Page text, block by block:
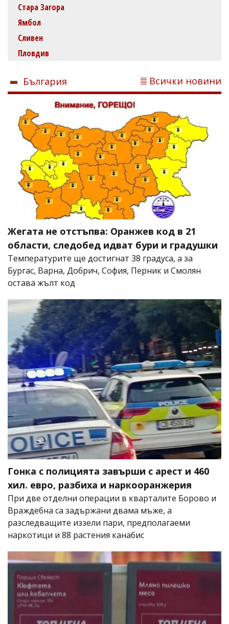
Стара Загора
Ямбол
Сливен
Пловдив
България Всички новини
Жегата не отстъпва: Оранжев код в 21
области, следобед идват бури и градушки
Температурите ще достигнат 38 градуса, а за
Бургас, Варна, Добрич, София, Перник и Смолян
остава жълт код
Гонка с полицията завърши с арест и 460
хил. евро, разбиха и наркооранжерия
При две отделни операции в кварталите Борово и
Враждебна са задържани двама мъже, а
разследващите иззели пари, предполагаеми
наркотици и 88 растения канабис